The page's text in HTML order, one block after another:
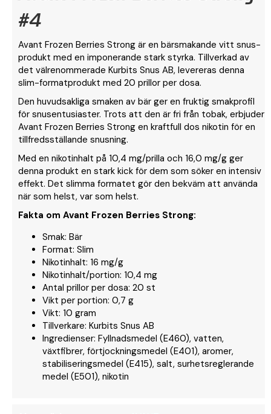
#4
Avant Frozen Berries Strong är en bärsmakande vitt snus-
produkt med en imponerande stark styrka. Tillverkad av
det välrenommerade Kurbits Snus AB, levereras denna
slim-formatprodukt med 20 prillor per dosa.
Den huvudsakliga smaken av bär ger en fruktig smakprofil
för snusentusiaster. Trots att den är fri från tobak, erbjuder
Avant Frozen Berries Strong en kraftfull dos nikotin för en
tillfredsställande snusning.
Med en nikotinhalt på 10,4 mg/prilla och 16,0 mg/g ger
denna produkt en stark kick för dem som söker en intensiv
effekt. Det slimma formatet gör den bekväm att använda
när som helst, var som helst.
Fakta om Avant Frozen Berries Strong:
Smak: Bär
Format: Slim
Nikotinhalt: 16 mg/g
Nikotinhalt/portion: 10,4 mg
Antal prillor per dosa: 20 st
Vikt per portion: 0,7 g
Vikt: 10 gram
Tillverkare: Kurbits Snus AB
Ingredienser: Fyllnadsmedel (E460), vatten,
växtfibrer, förtjockningsmedel (E401), aromer,
stabiliseringsmedel (E415), salt, surhetsreglerande
medel (E501), nikotin